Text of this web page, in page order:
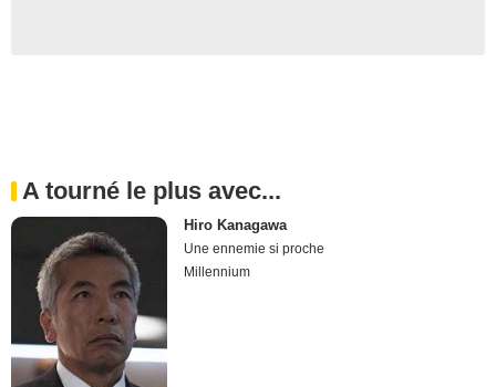
A tourné le plus avec...
Hiro Kanagawa
Une ennemie si proche
Millennium